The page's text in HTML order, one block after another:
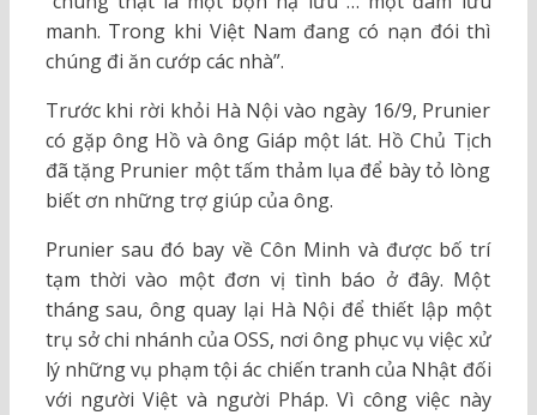
manh. Trong khi Việt Nam đang có nạn đói thì
chúng đi ăn cướp các nhà”.
Trước khi rời khỏi Hà Nội vào ngày 16/9, Prunier
có gặp ông Hồ và ông Giáp một lát. Hồ Chủ Tịch
đã tặng Prunier một tấm thảm lụa để bày tỏ lòng
biết ơn những trợ giúp của ông.
Prunier sau đó bay về Côn Minh và được bố trí
tạm thời vào một đơn vị tình báo ở đây. Một
tháng sau, ông quay lại Hà Nội để thiết lập một
trụ sở chi nhánh của OSS, nơi ông phục vụ việc xử
lý những vụ phạm tội ác chiến tranh của Nhật đối
với người Việt và người Pháp. Vì công việc này